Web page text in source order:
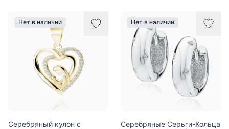
Нет в наличии
Серебряный кулон с
Нет в наличии
Серебряные Серьги-Кольца